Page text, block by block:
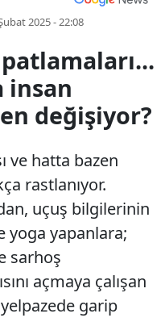
2025 - 22:08
insan
değişiyor?
ve hatta bazen
rastlanıyor.
uçuş bilgilerinin
yoga yapanlara;
sarhoş
açmaya çalışan
garip